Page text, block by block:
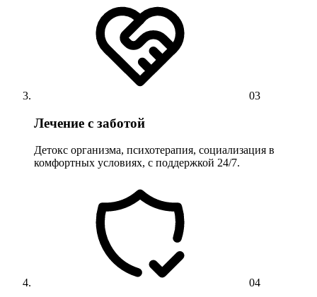
03
Лечение с заботой
Детокс организма, психотерапия, социализация в
комфортных условиях, с поддержкой 24/7.
04